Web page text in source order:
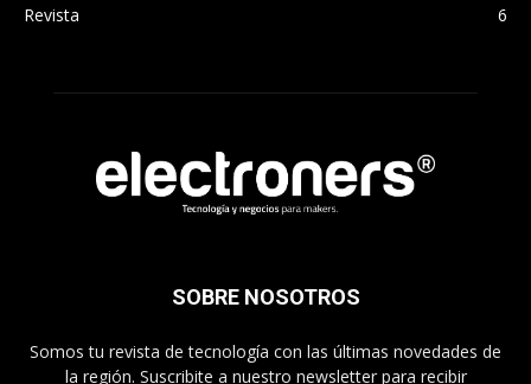
Revista
6
SOBRE NOSOTROS
Somos tu revista de tecnología con las últimas novedades de
la región. Suscribite a nuestro newsletter para recibir